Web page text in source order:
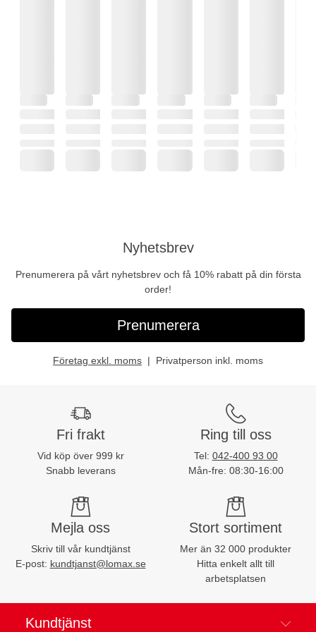
Nyhetsbrev
Prenumerera på vårt nyhetsbrev och få 10% rabatt på din första
order!
Prenumerera
Företag exkl. moms Privatperson inkl. moms
Fri frakt
Vid köp över 999 kr
Snabb leverans
Ring till oss
Tel: 042-400 93 00
Mån-fre: 08:30-16:00
Mejla oss
Skriv till vår kundtjänst
E-post: kundtjanst@lomax.se
Stort sortiment
Mer än 32 000 produkter
Hitta enkelt allt till
arbetsplatsen
Kundtjänst